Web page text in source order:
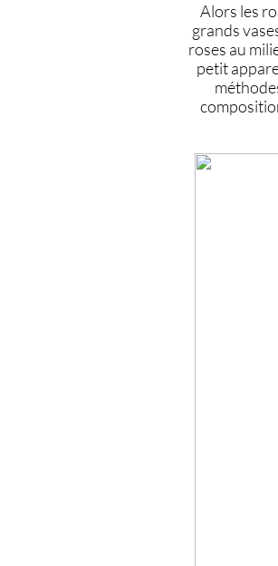
Alors les
grands
roses au
petit